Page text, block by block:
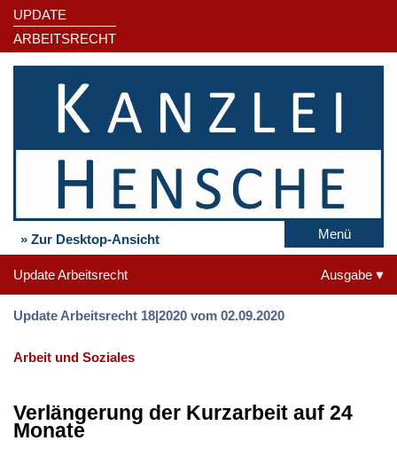
UPDATE
ARBEITSRECHT
» Zur Desktop-Ansicht Menü
Update Arbeitsrecht Ausgabe
Update Arbeitsrecht 18|2020 vom 02.09.2020
Arbeit und Soziales
Verlängerung der Kurzarbeit auf 24
Monate